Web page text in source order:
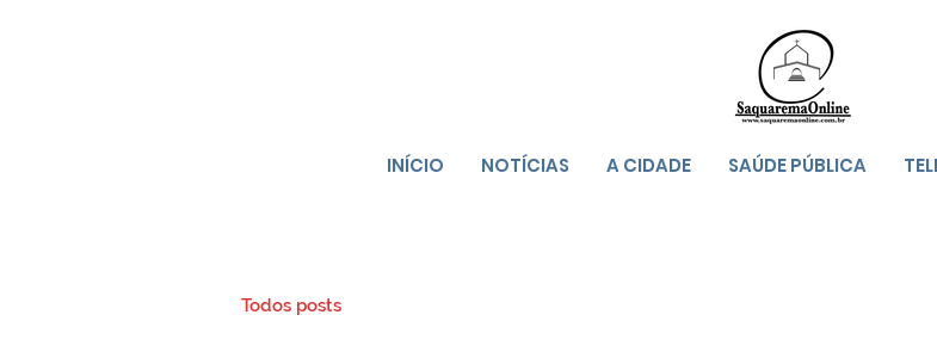
INÍCIO NOTÍCIAS A CIDADE SAÚDE PÚBLICA
Todos posts